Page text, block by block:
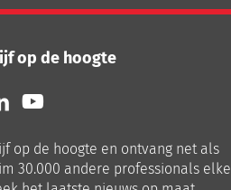
op de hoogte
Volg
ons
Youtube
op de hoogte en ontvang net als
30.000 andere professionals elke